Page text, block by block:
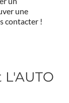
une
contacter !
L'AUTO